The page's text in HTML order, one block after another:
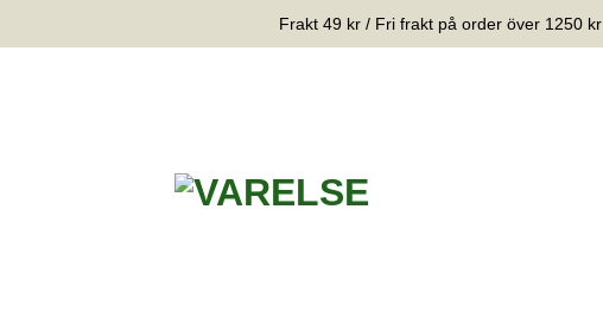
till
Frakt 49 kr / Fri frakt på order över 1250 kr